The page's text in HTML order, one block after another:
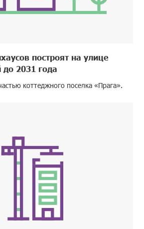
построят на улице
до 2031 года
коттеджного поселка «Прага».